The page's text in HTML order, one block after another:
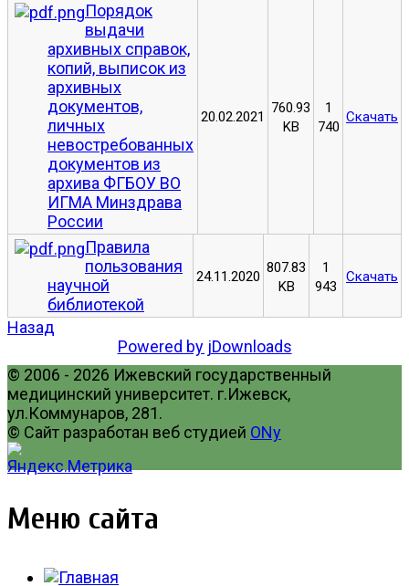
Порядок
выдачи
архивных справок,
копий, выписок из
архивных
документов,
личных
невостребованных
документов из
архива ФГБОУ ВО
ИГМА Минздрава
России
20.02.2021
760.93
KB
1
740
Скачать
Правила
пользования
научной
библиотекой
24.11.2020
807.83
KB
1
943
Скачать
Назад
Powered by jDownloads
© 2006 - 2026 Ижевский государственный
медицинский университет. г.Ижевск,
ул.Коммунаров, 281.
© Сайт разработан веб студией ONy
Меню сайта